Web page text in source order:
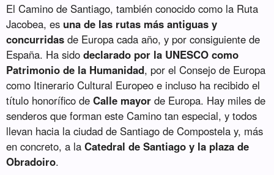
El Camino de Santiago, también conocido como la Ruta
Jacobea, es una de las rutas más antiguas y
concurridas de Europa cada año, y por consiguiente de
España. Ha sidodeclarado por la UNESCO como
Patrimonio de la Humanidad, por el Consejo de Europa
como Itinerario Cultural Europeo e incluso ha recibido el
título honorífico deCalle mayor de Europa. Hay miles de
senderos que forman este Camino tan especial, y todos
llevan hacia la ciudad de Santiago de Compostela y, más
en concreto, a laCatedral de Santiago y la plaza de
Obradoiro.